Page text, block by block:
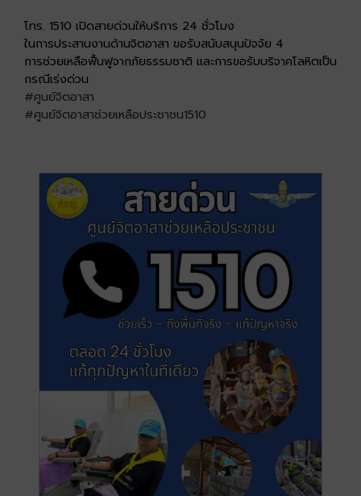
โทร. 1510 เปิดสายด่วนให้บริการ 24 ชั่วโมง
ในการประสานงานด้านจิตอาสา ขอรับสนับสนุนปัจจัย 4
การช่วยเหลือฟื้นฟูจากภัยธรรมชาติ และการขอรับบริจาคโลหิตเป็น
กรณีเร่งด่วน
#ศูนย์จิตอาสา
#ศูนย์จิตอาสาช่วยเหลือประชาชน1510